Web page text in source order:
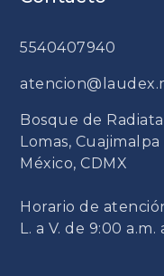
5540407940
Bosque de
Lomas,
México, CDMX
Horario de
L. a V. de 9:00 a.m.